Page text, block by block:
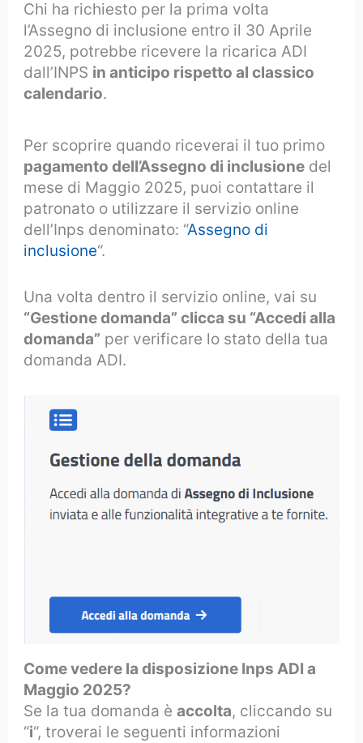
Chi ha richiesto per la prima volta
l’Assegno di inclusione entro il 30 Aprile
2025, potrebbe ricevere la ricarica ADI
dall’INPS in anticipo rispetto al classico
calendario.
Per scoprire quando riceverai il tuo primo
pagamento dell’Assegno di inclusione del
mese di Maggio 2025, puoi contattare il
patronato o utilizzare il servizio online
dell’Inps denominato: “Assegno di
inclusione“.
Una volta dentro il servizio online, vai su
“Gestione domanda” clicca su “Accedi alla
domanda” per verificare lo stato della tua
domanda ADI.
Come vedere la disposizione Inps ADI a
Maggio 2025?
Se la tua domanda èaccolta, cliccando su
“i“, troverai le seguenti informazioni